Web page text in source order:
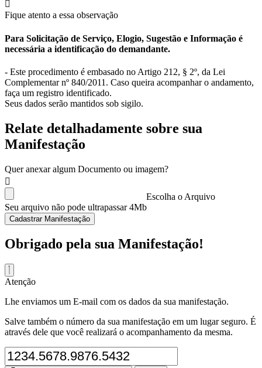
Fique atento a essa observação
Para Solicitação de Serviço, Elogio, Sugestão e Informação é
necessária a identificação do demandante.
- Este procedimento é embasado no Artigo 212, § 2º, da Lei
Complementar nº 840/2011. Caso queira acompanhar o andamento,
faça um registro identificado.
Seus dados serão mantidos sob sigilo.
Relate detalhadamente sobre sua
Manifestação
Quer anexar algum Documento ou imagem?
Escolha o Arquivo
Seu arquivo não pode ultrapassar 4Mb
Cadastrar Manifestação
Obrigado pela sua Manifestação!
Atenção
Lhe enviamos um E-mail com os dados da sua manifestação.
Salve também o número da sua manifestação em um lugar seguro. É
através dele que você realizará o acompanhamento da mesma.